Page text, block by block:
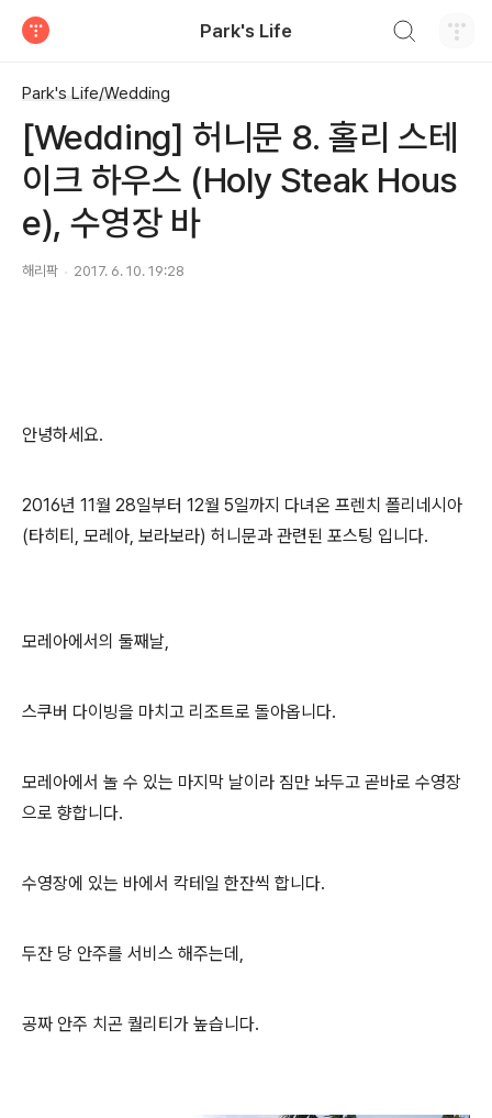
Park's Life
Park's Life/Wedding
[Wedding] 허니문 8. 홀리 스테
이크 하우스 (Holy Steak Hous
e), 수영장 바
해리팍 2017. 6. 10. 19:28
안녕하세요.
2016년 11월 28일부터 12월 5일까지 다녀온 프렌치 폴리네시아
(타히티, 모레아, 보라보라) 허니문과 관련된 포스팅 입니다.
모레아에서의 둘째날,
스쿠버 다이빙을 마치고 리조트로 돌아옵니다.
모레아에서 놀 수 있는 마지막 날이라 짐만 놔두고 곧바로 수영장
으로 향합니다.
수영장에 있는 바에서 칵테일 한잔씩 합니다.
두잔 당 안주를 서비스 해주는데,
공짜 안주 치곤 퀄리티가 높습니다.